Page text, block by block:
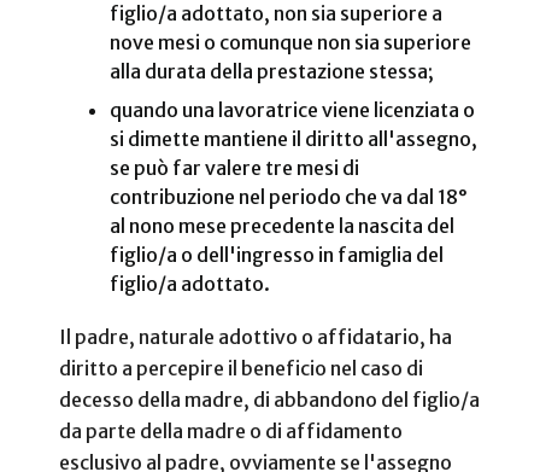
figlio/a adottato, non sia superiore a
nove mesi o comunque non sia superiore
alla durata della prestazione stessa;
quando una lavoratrice viene licenziata o
si dimette mantiene il diritto all'assegno,
se può far valere tre mesi di
contribuzione nel periodo che va dal 18°
al nono mese precedente la nascita del
figlio/a o dell'ingresso in famiglia del
figlio/a adottato.
Il padre, naturale adottivo o affidatario, ha
diritto a percepire il beneficio nel caso di
decesso della madre, di abbandono del figlio/a
da parte della madre o di affidamento
esclusivo al padre, ovviamente se l'assegno